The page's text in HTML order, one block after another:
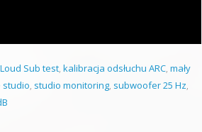
Sub test, kalibracja odsłuchu ARC, mały
studio, studio monitoring, subwoofer 25 Hz,